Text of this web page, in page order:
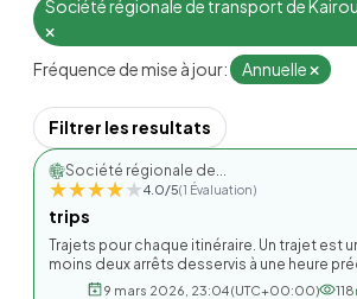
Société régionale de transport de
Fréquence de mise à jour: Annuelle
Filtrer les resultats
Société régionale de...
★★★★★
★★★★★4.0/5(1 Évaluation)
trips
Trajets pour chaque itinéraire. Un trajet est
moins deux arrêts desservis à une heure
9 mars 2026, 23:04 (UTC+00:00) 118